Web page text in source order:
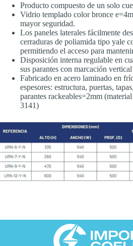
Producto compuesto de un solo
Vidrio templado color bronce
mayor seguridad.
Los paneles laterales fácilmente
cerraduras de poliamida tipo yale
permitiendo el acceso para
Disposición interna regulable en
sus parantes con marcación
Fabricado en acero laminado en
espesores: estructura, puertas,
parantes rackeables=2mm
3141)